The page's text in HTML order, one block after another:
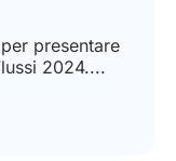
presentare
2024....